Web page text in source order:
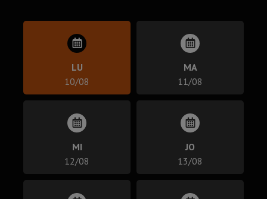
LU
10/08
MA
11/08
MI
12/08
JO
13/08